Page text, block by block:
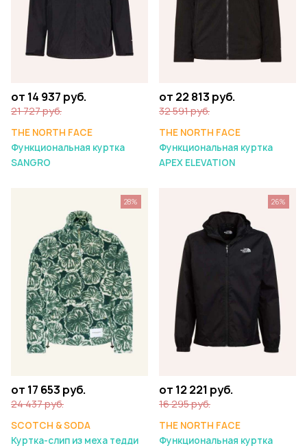
от 14 937 руб.
21 727 руб.
THE NORTH FACE
Функциональная куртка
SANGRO
от 22 813 руб.
32 591 руб.
THE NORTH FACE
Функциональная куртка
APEX ELEVATION
от 17 653 руб.
24 437 руб.
SCOTCH & SODA
Куртка-слип из меха тедди
28%
от 12 221 руб.
16 295 руб.
THE NORTH FACE
Функциональная куртка
26%